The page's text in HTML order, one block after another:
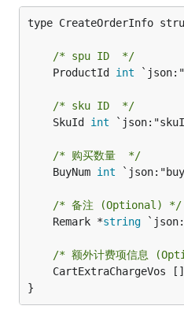
type CreateOrderInfo
/* spu ID  */
	ProductId
int
/* sku ID  */
	SkuId
int
/* 购买数量  */
	BuyNum
int
/* 备注 (Optional) */
	Remark *
string
/* 额外计费项信息
	CartExtraChargeVos []
}